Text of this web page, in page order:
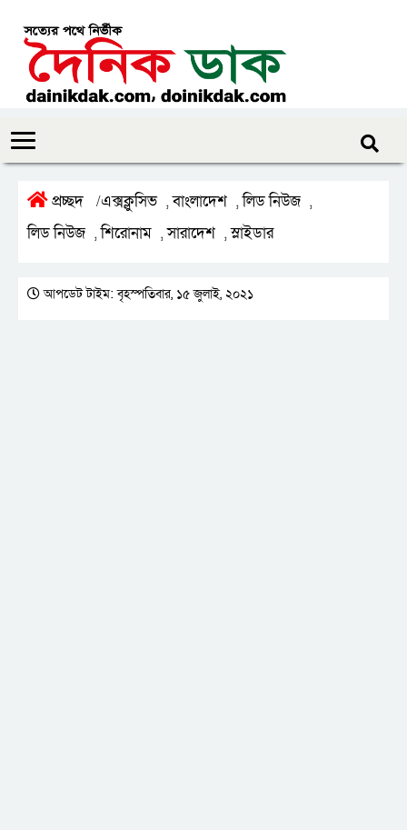
প্রচ্ছদ /এক্সক্লুসিভ ,বাংলাদেশ ,লিড নিউজ ,
লিড নিউজ ,শিরোনাম ,সারাদেশ ,স্লাইডার
আপডেট টাইম: বৃহস্পতিবার, ১৫ জুলাই, ২০২১